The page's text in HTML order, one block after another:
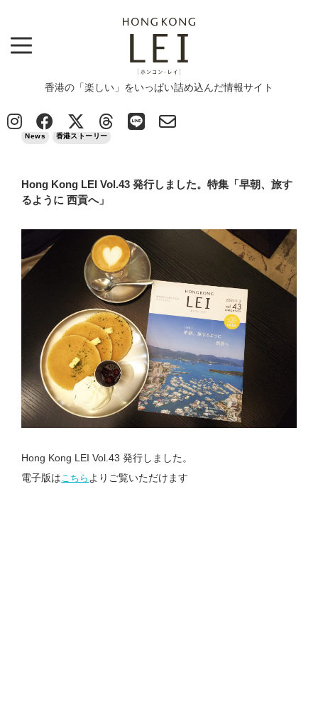
香港の「楽しい」をいっぱい詰め込んだ情報サイト
News > Hong Kong LEI Vol.43 発行しました。特集「早朝、旅するように 西貢へ」
News 香港ストーリー
Hong Kong LEI Vol.43 発行しました。特集「早朝、旅す
るように 西貢へ」
Hong Kong LEI Vol.43 発行しました。
電子版はこちら よりご覧いただけます